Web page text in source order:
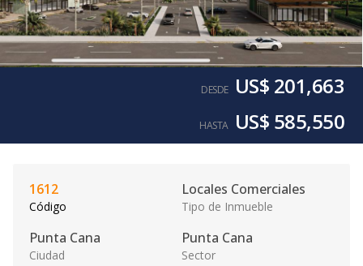
DESDE US$ 201,663
HASTA US$ 585,550
1612
Código
Locales Comerciales
Tipo de Inmueble
Punta Cana
Ciudad
Punta Cana
Sector